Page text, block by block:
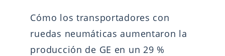
Cómo los transportadores con
ruedas neumáticas aumentaron la
producción de GE en un 29 %